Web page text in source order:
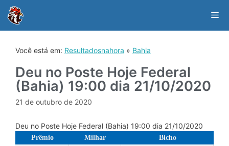
content
Você está em: Resultadosnahora » Bahia
Deu no Poste Hoje Federal
(Bahia) 19:00 dia 21/10/2020
21 de outubro de 2020
Deu no Poste Hoje Federal (Bahia) 19:00 dia 21/10/2020
Prêmio Milhar Bicho